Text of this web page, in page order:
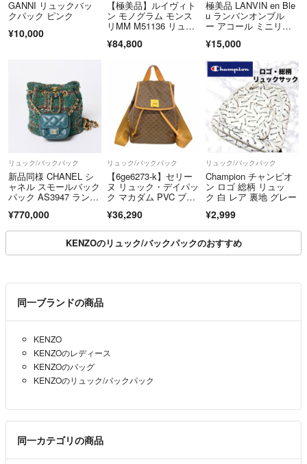
GANNI リュックバッ
クパック ピンク
¥10,000
【極美品】ルイヴィト
ン モノグラム モンス
リMM M51136 リュッ
¥84,800
極美品 LANVIN en Ble
u ランバンオンブル
ー アコール ミニリュ
ー フリル チャーム
¥15,000
リュック/バックパック
新品同様 CHANEL シ
ャネル スモールバック
パック AS3947 ランダ
イード ラムスキン グ
リーン ゴールド金
具 中古 4a006136
¥770,000
リュック/バックパック
【6ge6273-k】セリー
ヌ リュック・デイパッ
ク マカダム PVC ブラ
古】レディース
¥36,290
リュック/バックパック
Champion チャンピオ
ン ロゴ 総柄 リュッ
ク 白 レア 裏地 グレー
¥2,999
KENZOのリュック/バックパックのおすすめ
同一ブランドの商品
KENZO
KENZOのレディース
KENZOのバッグ
KENZOのリュック/バックパック
同一カテゴリの商品